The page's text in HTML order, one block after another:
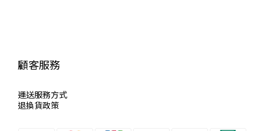
顧客服務
運送服務方式
退換貨政策